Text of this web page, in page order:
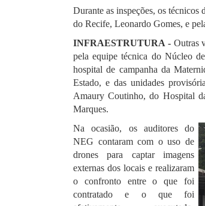
Durante as inspeções, os técnicos
do Recife, Leonardo Gomes, e
INFRAESTRUTURA - Outras
pela equipe técnica do Núcleo
hospital de campanha da
Estado, e das unidades
Amaury Coutinho, do Hospital
Marques.
Na ocasião, os auditores do
NEG contaram com o uso de
drones para captar imagens
externas dos locais e realizaram
o confronto entre o que foi
contratado e o que foi